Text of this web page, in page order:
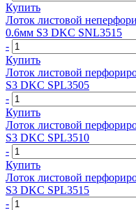
Купить
Лоток листовой
0.6мм S3 DKC SNL3515
-
Купить
Лоток листовой
S3 DKC SPL3505
-
Купить
Лоток листовой
S3 DKC SPL3510
-
Купить
Лоток листовой
S3 DKC SPL3515
-